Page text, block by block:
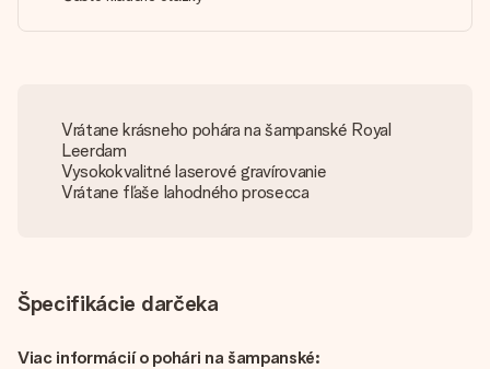
Vrátane krásneho pohára na šampanské Royal
Leerdam
Vysokokvalitné laserové gravírovanie
Vrátane fľaše lahodného prosecca
Špecifikácie darčeka
Viac informácií o pohári na šampanské: